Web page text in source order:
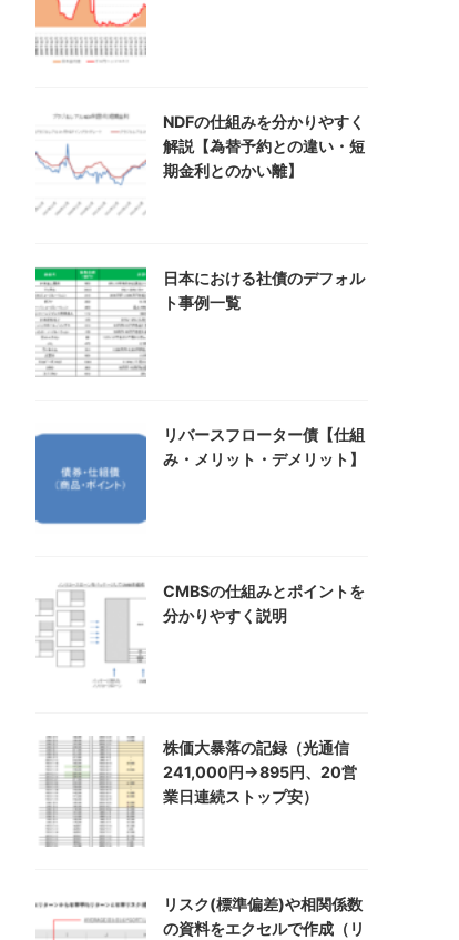
NDFの仕組みを分かりやすく
解説【為替予約との違い・短
期金利とのかい離】
日本における社債のデフォル
ト事例一覧
リバースフローター債【仕組
み・メリット・デメリット】
CMBSの仕組みとポイントを
分かりやすく説明
株価大暴落の記録（光通信
241,000円→895円、20営
業日連続ストップ安）
リスク(標準偏差)や相関係数
の資料をエクセルで作成（リ